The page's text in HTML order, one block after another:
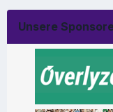
Unsere